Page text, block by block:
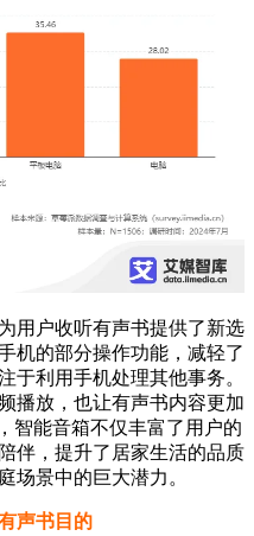
户收听有声书提供了新选
机的部分操作功能，减轻了
于利用手机处理其他事务。
播放，也让有声书内容更加
智能音箱不仅丰富了用户的
伴，提升了居家生活的品质
场景中的巨大潜力。
声书目的